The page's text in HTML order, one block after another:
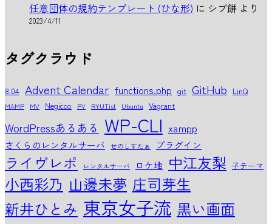
任意団体の規約テンプレート (ひな形) に シブ餅 より
2023/4/11
タグクラウド
8.04 Advent Calendar functions.php git GitHub LinQ
MAMP MV Negicco PV RYUTist Ubuntu Vagrant
WordPressあるある WP-CLI xampp
さくらのレンタルサーバ せのしすたぁ プラグイン
ライヴレポ レンタルサーバ ロケ地 中江友梨 子テーマ
小西彩乃 山邊未夢 庄司芽生
新井ひとみ 東京女子流 黒い画面